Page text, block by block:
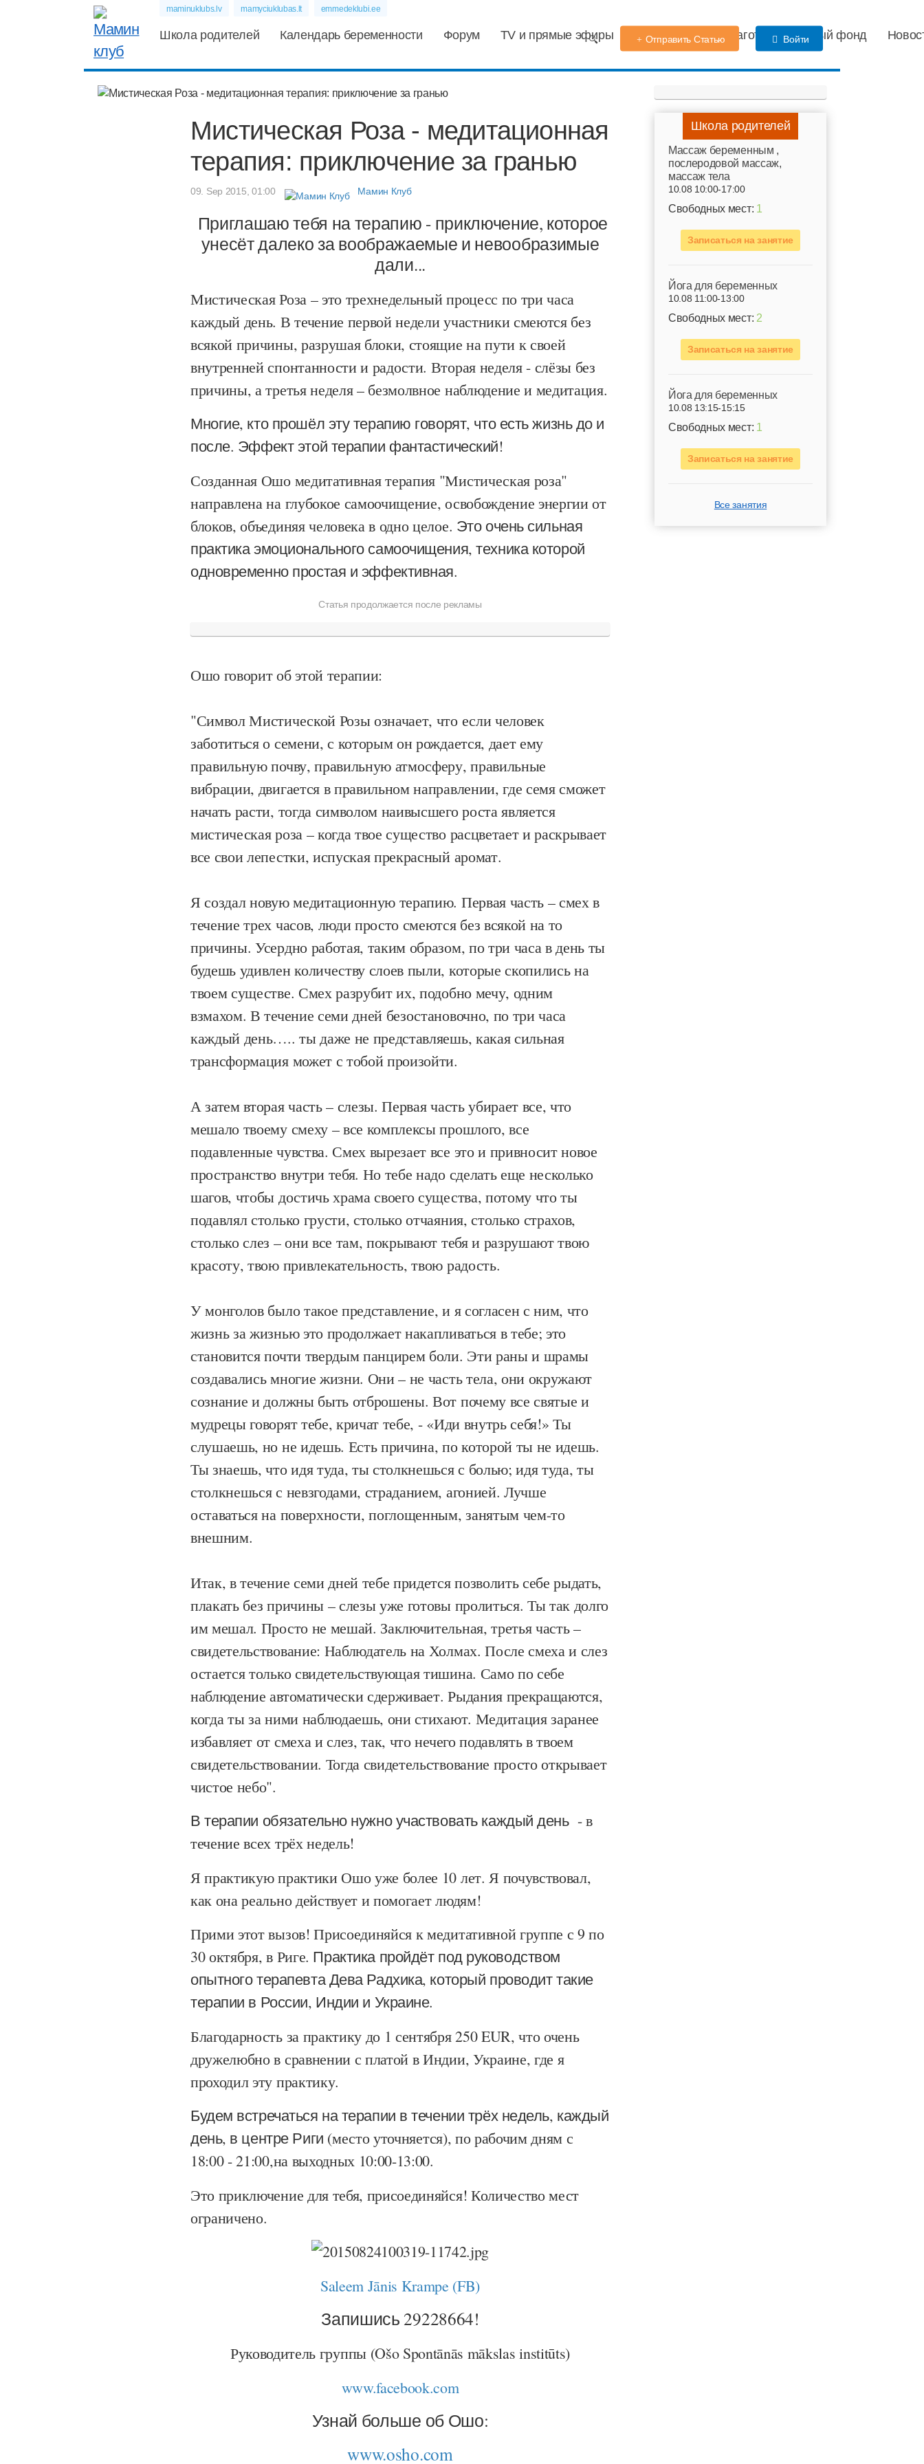
maminuklubs.lv mamyciuklubas.lt emmedeklubi.ee
Школа родителей Календарь беременности Форум TV и прямые эфиры Детский сад Благотворительный фонд
Отправить Статью Войти
Мистичеcкая Роза - медитационная
терапия: приключение за гранью
09. Sep 2015, 01:00 Мамин Клуб
Приглашаю тебя на терапию - приключение, которое
унесёт далеко за воображаемые и невообразимые
дали...
Мистическая Роза – это трехнедельный процесс по три часа
каждый день. В течение первой недели участники смеются без
всякой причины, разрушая блоки, стоящие на пути к своей
внутренней спонтанности и радости. Вторая неделя - слёзы без
причины, а третья неделя – безмолвное наблюдение и медитация.
Многие, кто прошёл эту терапию говорят, что есть жизнь до и
после. Эффект этой терапии фантастический!
Созданная Ошо медитативная терапия "Мистическая роза"
направлена на глубокое самоочищение, освобождение энергии от
блоков, объединяя человека в одно целое. Это очень сильная
практика эмоционального самоочищения, техника которой
одновременно простая и эффективная.
Статья продолжается после рекламы
Ошо говорит об этой терапии:
"Символ Мистической Розы означает, что если человек
заботиться о семени, с которым он рождается, дает ему
правильную почву, правильную атмосферу, правильные
вибрации, двигается в правильном направлении, где семя сможет
начать расти, тогда символом наивысшего роста является
мистическая роза – когда твое существо расцветает и раскрывает
все свои лепестки, испуская прекрасный аромат.
Я создал новую медитационную терапию. Первая часть – смех в
течение трех часов, люди просто смеются без всякой на то
причины. Усердно работая, таким образом, по три часа в день ты
будешь удивлен количеству слоев пыли, которые скопились на
твоем существе. Смех разрубит их, подобно мечу, одним
взмахом. В течение семи дней безостановочно, по три часа
каждый день….. ты даже не представляешь, какая сильная
трансформация может с тобой произойти.
А затем вторая часть – слезы. Первая часть убирает все, что
мешало твоему смеху – все комплексы прошлого, все
подавленные чувства. Смех вырезает все это и привносит новое
пространство внутри тебя. Но тебе надо сделать еще несколько
шагов, чтобы достичь храма своего существа, потому что ты
подавлял столько грусти, столько отчаяния, столько страхов,
столько слез – они все там, покрывают тебя и разрушают твою
красоту, твою привлекательность, твою радость.
У монголов было такое представление, и я согласен с ним, что
жизнь за жизнью это продолжает накапливаться в тебе; это
становится почти твердым панцирем боли. Эти раны и шрамы
создавались многие жизни. Они – не часть тела, они окружают
сознание и должны быть отброшены. Вот почему все святые и
мудрецы говорят тебе, кричат тебе, - «Иди внутрь себя!» Ты
слушаешь, но не идешь. Есть причина, по которой ты не идешь.
Ты знаешь, что идя туда, ты столкнешься с болью; идя туда, ты
столкнешься с невзгодами, страданием, агонией. Лучше
оставаться на поверхности, поглощенным, занятым чем-то
внешним.
Итак, в течение семи дней тебе придется позволить себе рыдать,
плакать без причины – слезы уже готовы пролиться. Ты так долго
им мешал. Просто не мешай. Заключительная, третья часть –
свидетельствование: Наблюдатель на Холмах. После смеха и слез
остается только свидетельствующая тишина. Само по себе
наблюдение автоматически сдерживает. Рыдания прекращаются,
когда ты за ними наблюдаешь, они стихают. Медитация заранее
избавляет от смеха и слез, так, что нечего подавлять в твоем
свидетельствовании. Тогда свидетельствование просто открывает
чистое небо".
В терапии обязательно нужно участвовать каждый день- в
течение всех трёх недель!
Я практикую практики Ошо уже более 10 лет. Я почувствовал,
как она реально действует и помогает людям!
Прими этот вызов! Присоединяйся к медитативной группе с 9 по
30 октября, в Риге. Практика пройдёт под руководством
опытного терапевта Дева Радхика, который проводит такие
терапии в России, Индии и Украине.
Благодарность за практику до 1 сентября 250 EUR, что очень
дружелюбно в сравнении с платой в Индии, Украине, где я
проходил эту практику.
Будем встречаться на терапии в течении трёх недель, каждый
день, в центре Риги (место уточняется), по рабочим дням с
18:00 - 21:00,на выходных 10:00-13:00.
Это приключение для тебя, присоединяйся! Количество мест
ограничено.
Saleem Jānis Krampe (FB)
Запишись 29228664!
Руководитель группы (Ošo Spontānās mākslas institūts)
www.facebook.com
Узнай больше об Ошо:
www.osho.com
Школа родителей
Mассаж беременным ,
послеродовой массаж,
массаж тела
10.08 10:00-17:00
Свободных мест: 1
Записаться на занятие
Йога для беременных
10.08 11:00-13:00
Свободных мест: 2
Записаться на занятие
Йога для беременных
10.08 13:15-15:15
Свободных мест: 1
Записаться на занятие
Все занятия